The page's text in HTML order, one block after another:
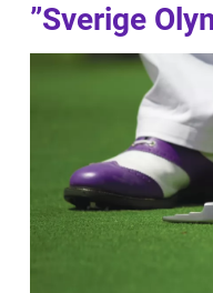
”Sverige